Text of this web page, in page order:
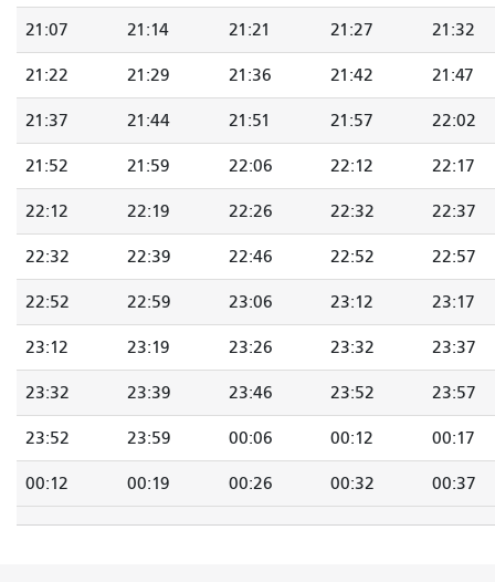
21:07 21:14 21:21 21:27 21:32
21:22 21:29 21:36 21:42 21:47
21:37 21:44 21:51 21:57 22:02
21:52 21:59 22:06 22:12 22:17
22:12 22:19 22:26 22:32 22:37
22:32 22:39 22:46 22:52 22:57
22:52 22:59 23:06 23:12 23:17
23:12 23:19 23:26 23:32 23:37
23:32 23:39 23:46 23:52 23:57
23:52 23:59 00:06 00:12 00:17
00:12 00:19 00:26 00:32 00:37